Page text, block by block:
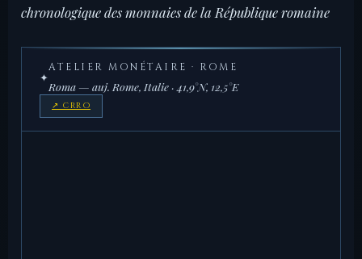
chronologique des monnaies de la République romaine
✦
ATELIER MONÉTAIRE · ROME
Roma — auj. Rome, Italie · 41,9°N, 12,5°E
↗ CRRO